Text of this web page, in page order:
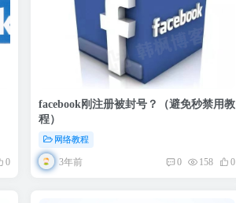
0
facebook刚注册被封号？（避免秒禁用教
程）
网络教程
3年前 0 158 0